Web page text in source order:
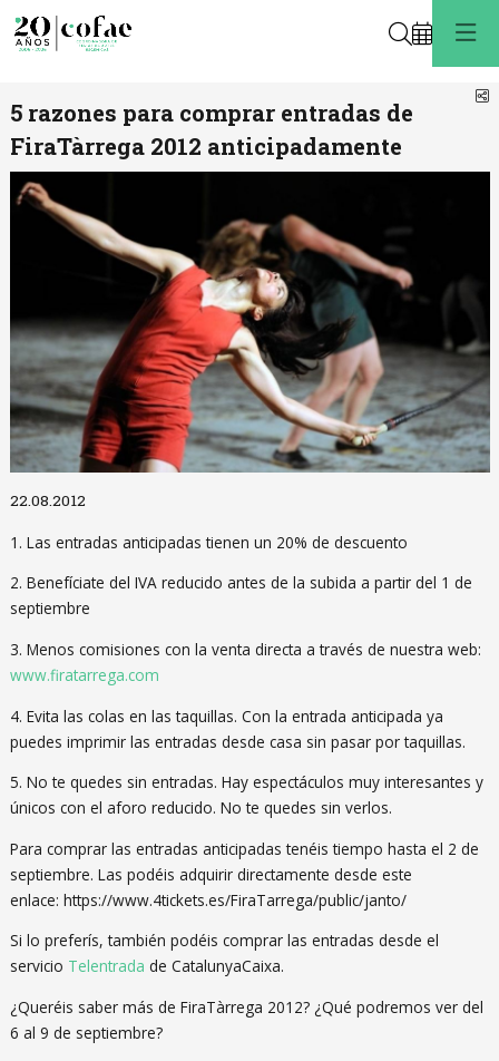
Buscar
5 razones para comprar entradas de
FiraTàrrega 2012 anticipadamente
22.08.2012
1. Las entradas anticipadas tienen un 20% de descuento
2. Benefíciate del IVA reducido antes de la subida a partir del 1 de
septiembre
3. Menos comisiones con la venta directa a través de nuestra web:
www.firatarrega.com
4. Evita las colas en las taquillas. Con la entrada anticipada ya
puedes imprimir las entradas desde casa sin pasar por taquillas.
5. No te quedes sin entradas. Hay espectáculos muy interesantes y
únicos con el aforo reducido. No te quedes sin verlos.
Para comprar las entradas anticipadas tenéis tiempo hasta el 2 de
septiembre. Las podéis adquirir directamente desde este
enlace: https://www.4tickets.es/FiraTarrega/public/janto/
Si lo preferís, también podéis comprar las entradas desde el
servicio Telentrada de CatalunyaCaixa.
¿Queréis saber más de FiraTàrrega 2012? ¿Qué podremos ver del
6 al 9 de septiembre?